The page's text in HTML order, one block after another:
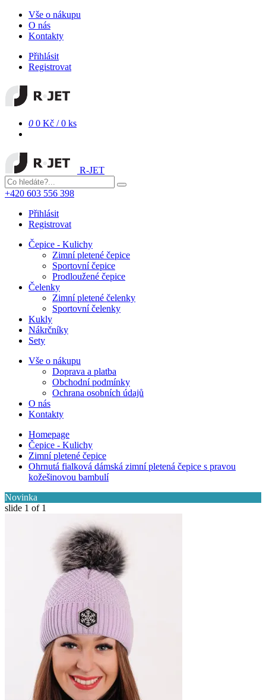
Vše o nákupu
O nás
Kontakty
Přihlásit
Registrovat
0 0 Kč /0 ks
R-JET
+420 603 556 398
Přihlásit
Registrovat
Čepice - Kulichy
Zimní pletené čepice
Sportovní čepice
Prodloužené čepice
Čelenky
Zimní pletené čelenky
Sportovní čelenky
Kukly
Nákrčníky
Sety
Vše o nákupu
Doprava a platba
Obchodní podmínky
Ochrana osobních údajů
O nás
Kontakty
Homepage
Čepice - Kulichy
Zimní pletené čepice
Ohrnutá fialková dámská zimní pletená čepice s pravou
kožešinovou bambulí
Novinka
slide 1 of 1